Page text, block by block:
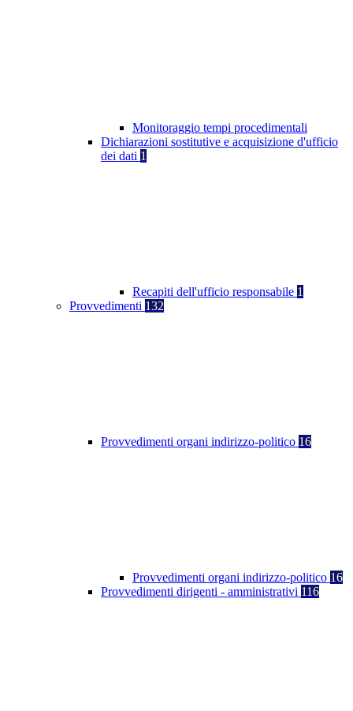
Monitoraggio tempi procedimentali
Dichiarazioni sostitutive e acquisizione d'ufficio
dei dati 1
Recapiti dell'ufficio responsabile 1
Provvedimenti 132
Provvedimenti organi indirizzo-politico 16
Provvedimenti organi indirizzo-politico 16
Provvedimenti dirigenti - amministrativi 116